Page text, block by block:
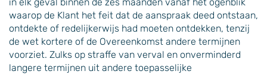
waarop de Klant het feit dat de aanspraak deed ontstaan,
ontdekte of redelijkerwijs had moeten ontdekken, tenzij
de wet kortere of de Overeenkomst andere termijnen
voorziet. Zulks op straffe van verval en onverminderd
langere termijnen uit andere toepasselijke